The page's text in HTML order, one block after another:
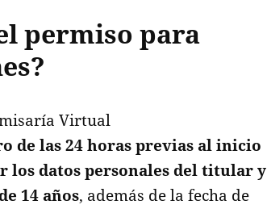
permiso para
Virtual
de las 24 horas previas al inicio
los datos personales del titular y
14 años, además de la fecha de